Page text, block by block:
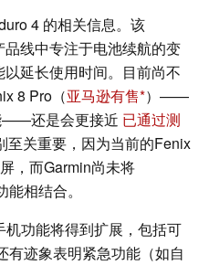
4 的相关信息。该
线中专注于电池续航的变
延长使用时间。目前尚不
8 Pro（亚马逊有售 ）——
——还是会更接近 已通过测
至关重要，因为当前的Fenix
，而Garmin尚未将
相结合。
功能将得到扩展，包括可
有迹象表明紧急功能（如自